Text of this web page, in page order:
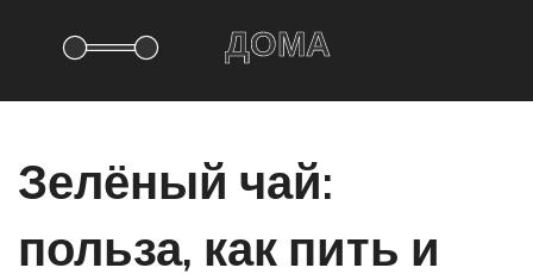
Зелёный чай:
польза, как пить и